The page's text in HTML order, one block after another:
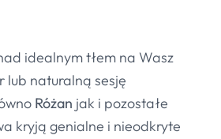
idealnym tłem na Wasz
lub naturalną sesję
Różan jak i pozostałe
kryją genialne i nieodkryte